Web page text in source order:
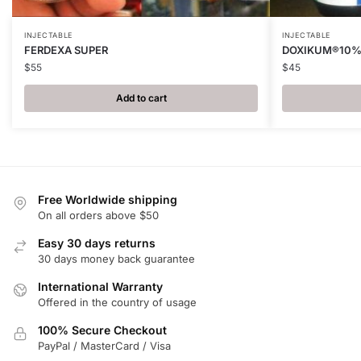
INJECTABLE
FERDEXA SUPER
$55
Add to cart
INJECTABLE
DOXIKUM®10%
$45
Free Worldwide shipping
On all orders above $50
Easy 30 days returns
30 days money back guarantee
International Warranty
Offered in the country of usage
100% Secure Checkout
PayPal / MasterCard / Visa